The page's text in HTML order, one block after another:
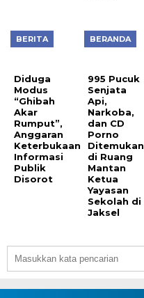
BERITA
Diduga
Modus
“Ghibah
Akar
Rumput”,
Anggaran
Keterbukaan
Informasi
Publik
Disorot
BERANDA
995 Pucuk
Senjata
Api,
Narkoba,
dan CD
Porno
Ditemukan
di Ruang
Mantan
Ketua
Yayasan
Sekolah di
Jaksel